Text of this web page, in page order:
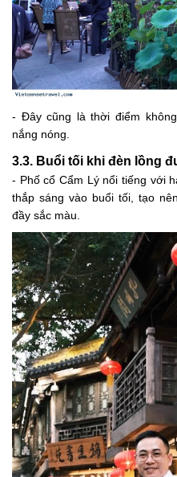
- Đây cũng là thời điểm
nắng nóng.
3.3. Buổi tối khi đèn lồng
- Phố cổ Cẩm Lý nổi tiếng với
thắp sáng vào buổi tối, tạo
đầy sắc màu.